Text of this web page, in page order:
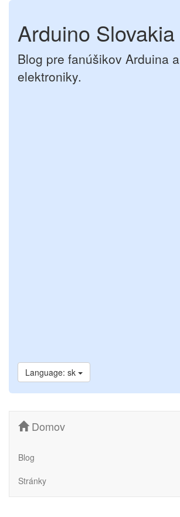
Arduino Slovakia
Blog pre fanúšikov Arduina a
elektroniky.
Language: sk
Domov
Blog
Stránky